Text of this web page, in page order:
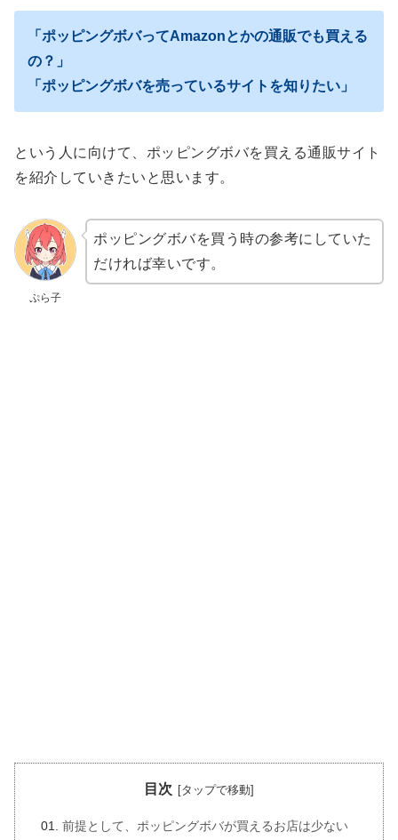
「ポッピングボバってAmazonとかの通販でも買える
の？」
「ポッピングボバを売っているサイトを知りたい」
という人に向けて、ポッピングボバを買える通販サイト
を紹介していきたいと思います。
ぷら子
ポッピングボバを買う時の参考にしていた
だければ幸いです。
目次
前提として、ポッピングボバが買えるお店は少ない